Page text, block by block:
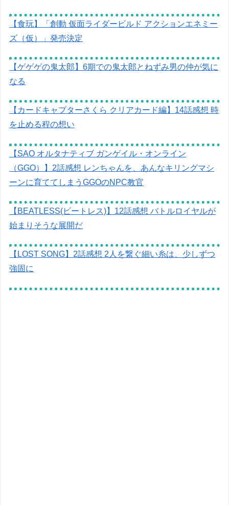
【食玩】「創動 仮面ライダービルド アクションエネミー
ズ（仮）」発売決定
【ゲゲゲの鬼太郎】6期での鬼太郎とねずみ男の仲が気に
なる
【カードキャプターさくら クリアカード編】14話感想 時
を止める程の想い
【SAO オルタナティブ ガンゲイル・オンライン
（GGO）】2話感想 レンちゃんを、あんなキリングマシ
ーンに育ててしまうGGOのNPC教官
【BEATLESS(ビートレス)】12話感想 バトルロイヤルが
始まりそうな展開だ
【LOST SONG】2話感想 2人を繋ぐ細い糸は、少しずつ
強固に